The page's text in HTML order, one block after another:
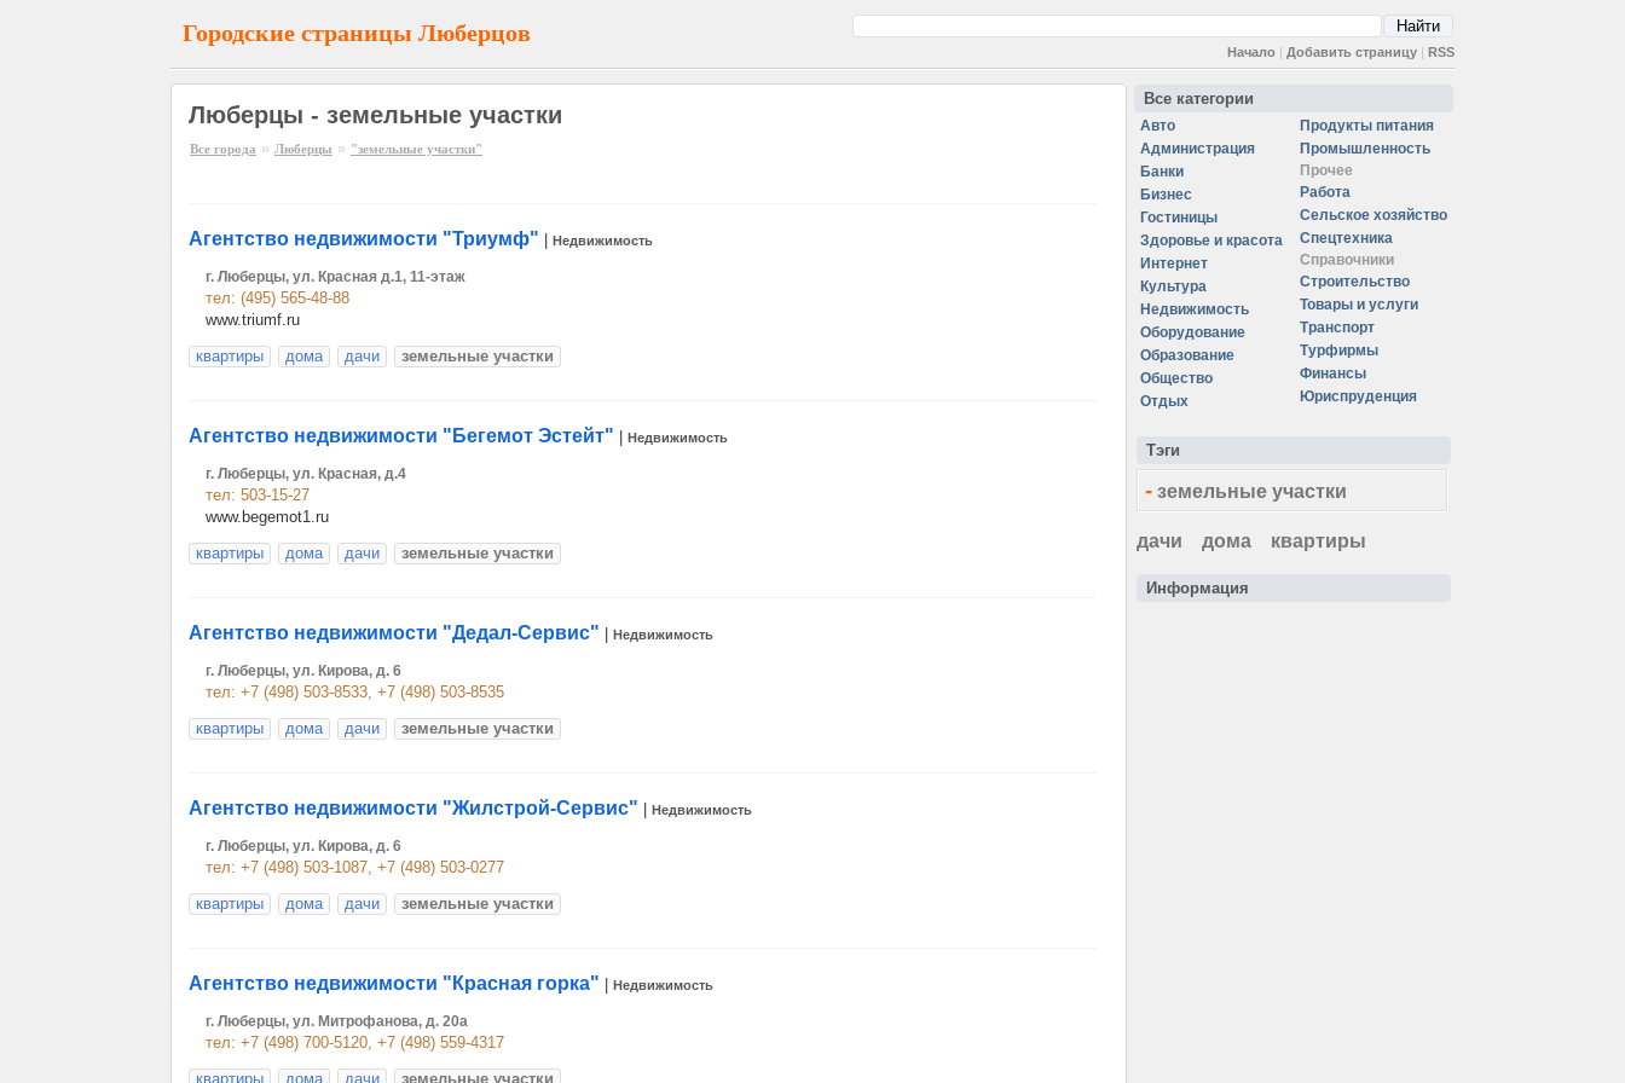
Городские страницы Люберцов
Начало | Добавить страницу | RSS
Люберцы - земельные участки
Все города » Люберцы » "земельные участки"
Агентство недвижимости "Триумф" Недвижимость
г. Люберцы, ул. Красная д.1, 11-этаж
тел: (495) 565-48-88
www.triumf.ru
квартиры
дома дачи земельные участки
Агентство недвижимости "Бегемот Эстейт" Недвижимость
г. Люберцы, ул. Красная, д.4
тел: 503-15-27
www.begemot1.ru
квартиры
дома дачи земельные участки
Агентство недвижимости "Дедал-Сервис" Недвижимость
г. Люберцы, ул. Кирова, д. 6
тел: +7 (498) 503-8533, +7 (498) 503-8535
квартиры
дома дачи земельные участки
Агентство недвижимости "Жилстрой-Сервис" Недвижимость
г. Люберцы, ул. Кирова, д. 6
тел: +7 (498) 503-1087, +7 (498) 503-0277
квартиры
дома дачи земельные участки
Агентство недвижимости "Красная горка" Недвижимость
г. Люберцы, ул. Митрофанова, д. 20а
тел: +7 (498) 700-5120, +7 (498) 559-4317
квартиры
дома дачи земельные участки
Все категории
Авто
Администрация
Банки
Бизнес
Гостиницы
Здоровье и красота
Интернет
Культура
Недвижимость
Оборудование
Образование
Общество
Отдых
Продукты питания
Промышленность
Прочее
Работа
Сельское хозяйство
Спецтехника
Справочники
Строительство
Товары и услуги
Транспорт
Турфирмы
Финансы
Юриспруденция
Тэги
- земельные участки
дачи дома квартиры
Информация